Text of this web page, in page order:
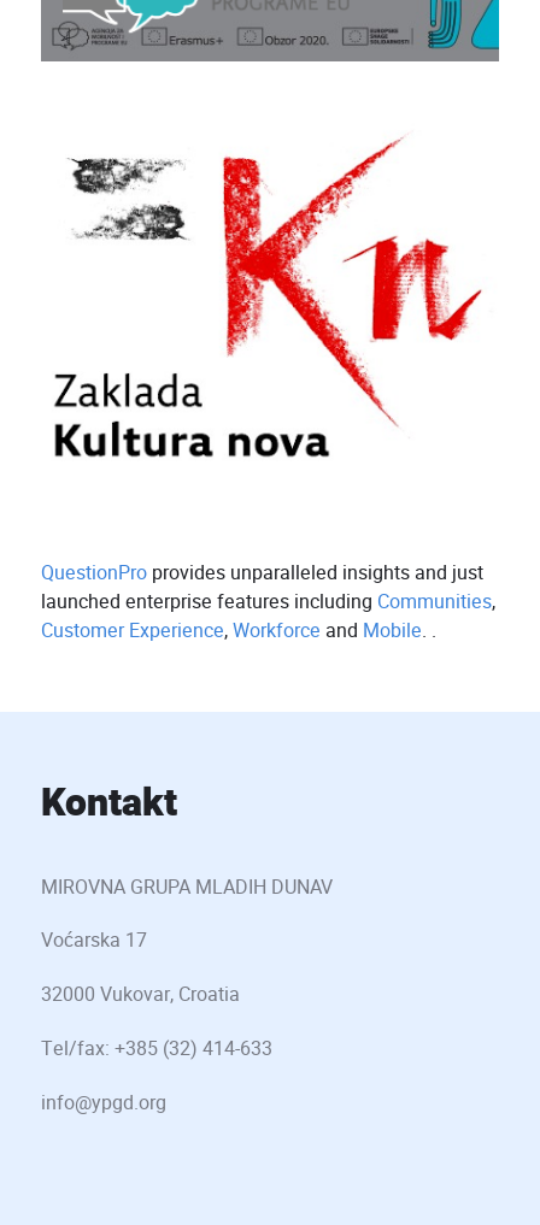
QuestionPro provides unparalleled insights and just
launched enterprise features including Communities,
Customer Experience,Workforce and Mobile. .
Kontakt
MIROVNA GRUPA MLADIH DUNAV
Voćarska 17
32000 Vukovar, Croatia
Tel/fax: +385 (32) 414-633
info@ypgd.org